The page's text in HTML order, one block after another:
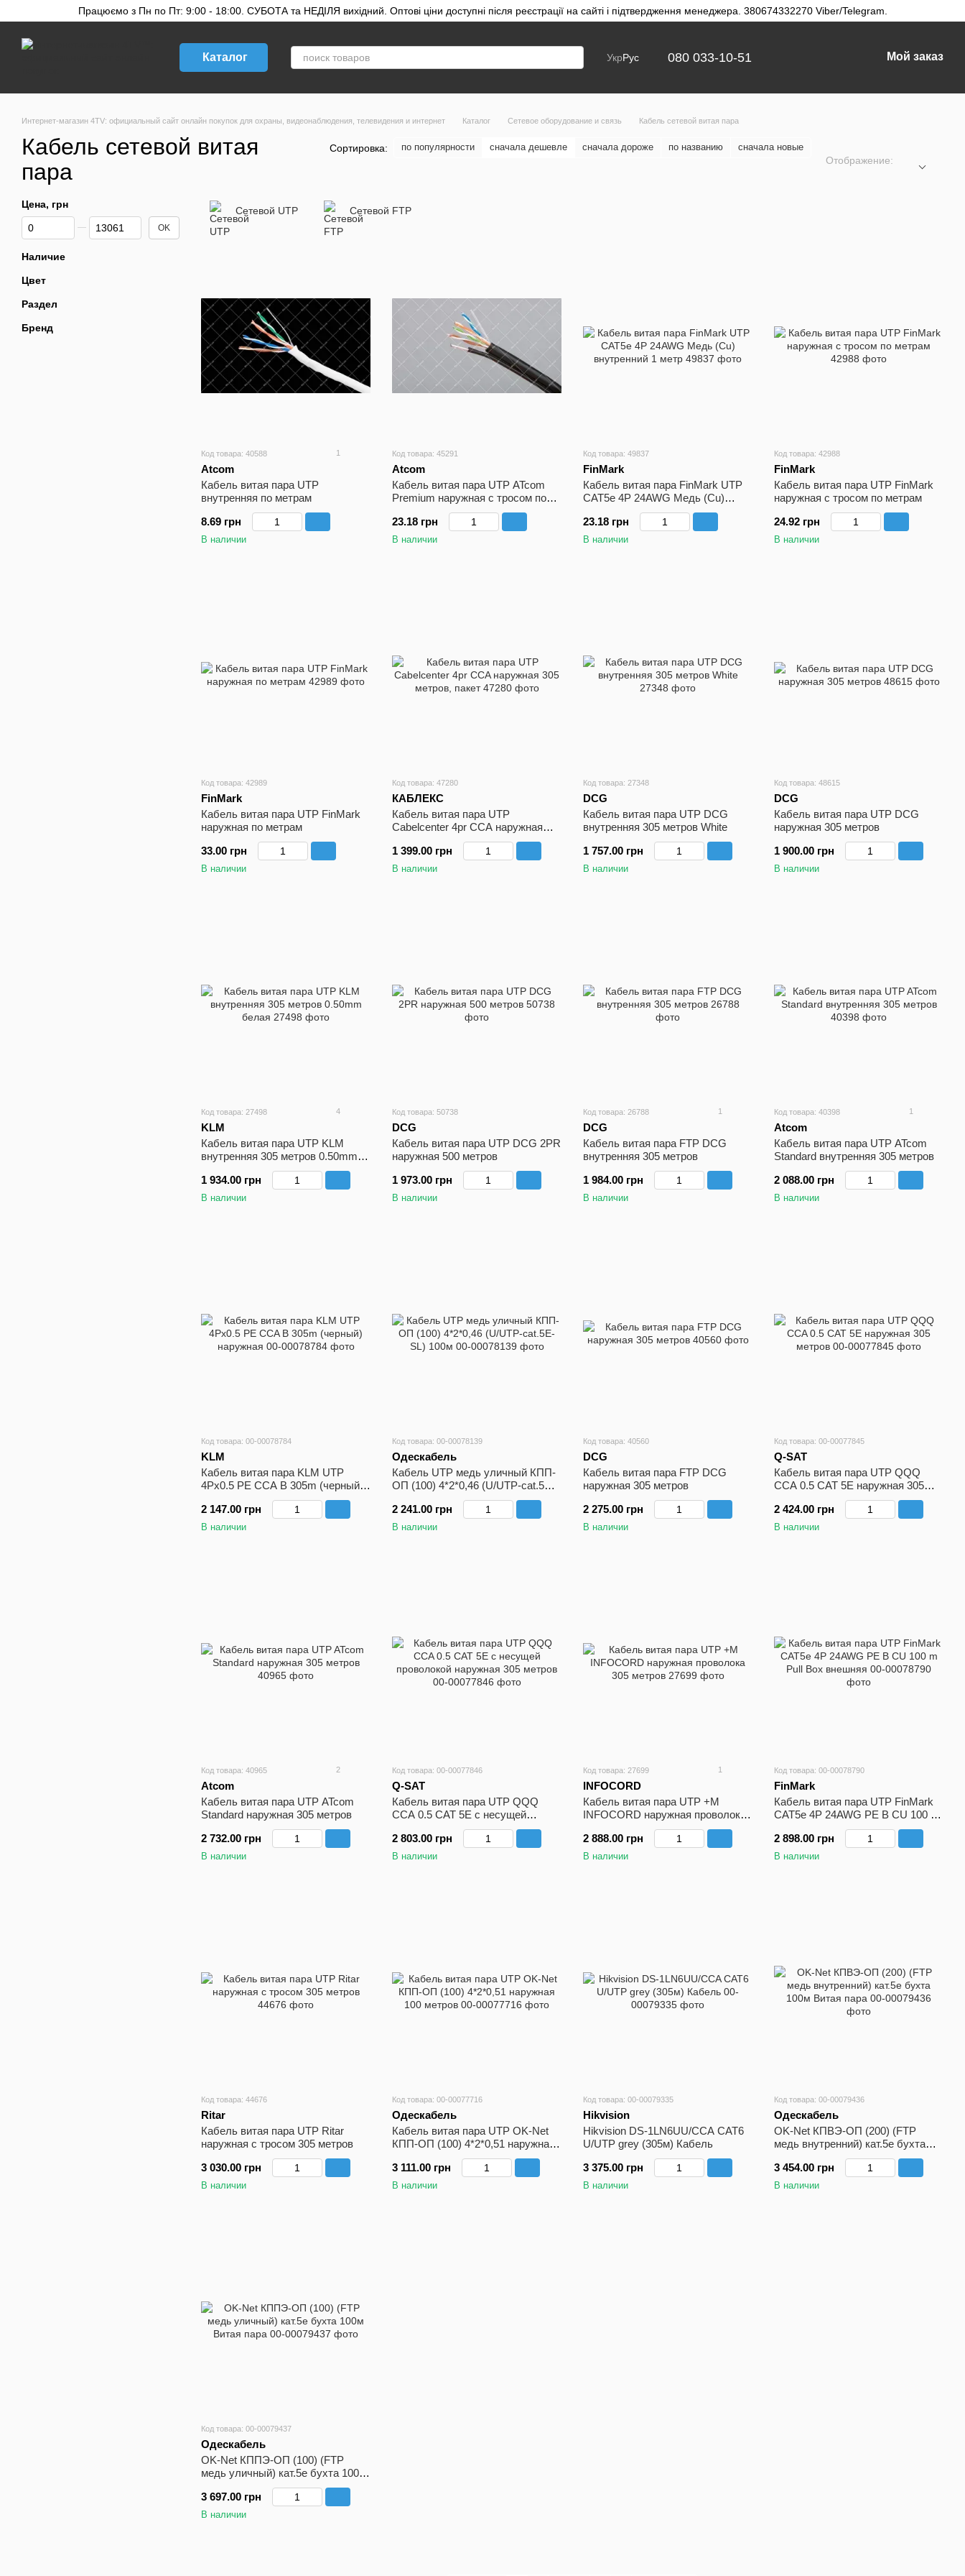
Перейти к основному контенту
Працюємо з Пн по Пт: 9:00 - 18:00. СУБОТА та НЕДІЛЯ вихідний. Оптові ціни доступні після реєстрації на сайті і підтвердження менеджера. 380674332270 Viber/Telegram.
Каталог УкрРус 080 033-10-51 Мой заказ
Интернет-магазин 4TV: официальный сайт онлайн покупок для охраны, видеонаблюдения, телевидения и интернет Каталог Сетевое оборудование и связь Кабель сетевой витая пара
Кабель сетевой витая
пара
Сортировка: по популярности сначала дешевле сначала дороже по названию сначала новые
Отображение:
Сетевой UTP Сетевой FTP
Код товара: 40588 1
Atcom
Кабель витая пара UTP
внутренняя по метрам
8.69 грн
В наличии
Код товара: 45291
Atcom
Кабель витая пара UTP ATcom
Premium наружная с тросом по
23.18 грн
В наличии
Код товара: 49837
FinMark
Кабель витая пара FinMark UTP
CAT5e 4P 24AWG Медь (Cu)
внутренний 1 метр
23.18 грн
В наличии
Код товара: 42988
FinMark
Кабель витая пара UTP FinMark
наружная с тросом по метрам
24.92 грн
В наличии
Код товара: 42989
FinMark
Кабель витая пара UTP FinMark
наружная по метрам
33.00 грн
В наличии
Код товара: 47280
КАБЛЕКС
Кабель витая пара UTP
Cabelcenter 4pr CCA наружная
305 метров, пакет
1 399.00 грн
В наличии
Код товара: 27348
DCG
Кабель витая пара UTP DCG
внутренняя 305 метров White
1 757.00 грн
В наличии
Код товара: 48615
DCG
Кабель витая пара UTP DCG
наружная 305 метров
1 900.00 грн
В наличии
Код товара: 27498 4
KLM
Кабель витая пара UTP KLM
внутренняя 305 метров 0.50mm
1 934.00 грн
В наличии
Код товара: 50738
DCG
Кабель витая пара UTP DCG 2PR
наружная 500 метров
1 973.00 грн
В наличии
Код товара: 26788 1
DCG
Кабель витая пара FTP DCG
внутренняя 305 метров
1 984.00 грн
В наличии
Код товара: 40398 1
Atcom
Кабель витая пара UTP ATcom
Standard внутренняя 305 метров
2 088.00 грн
В наличии
Код товара: 00-00078784
KLM
Кабель витая пара KLM UTP
4Pх0.5 PE CCA B 305m (черный)
2 147.00 грн
В наличии
Код товара: 00-00078139
Одескабель
Кабель UTP медь уличный КПП-
ОП (100) 4*2*0,46 (U/UTP-cat.5Е-
2 241.00 грн
В наличии
Код товара: 40560
DCG
Кабель витая пара FTP DCG
наружная 305 метров
2 275.00 грн
В наличии
Код товара: 00-00077845
Q-SAT
Кабель витая пара UTP QQQ
CCA 0.5 CAT 5E наружная 305
2 424.00 грн
В наличии
Код товара: 40965 2
Atcom
Кабель витая пара UTP ATcom
Standard наружная 305 метров
2 732.00 грн
В наличии
Код товара: 00-00077846
Q-SAT
Кабель витая пара UTP QQQ
CCA 0.5 CAT 5E с несущей
проволокой наружная 305 метров
2 803.00 грн
В наличии
Код товара: 27699 1
INFOCORD
Кабель витая пара UTP +M
INFOCORD наружная проволока
2 888.00 грн
В наличии
Код товара: 00-00078790
FinMark
Кабель витая пара UTP FinMark
CAT5e 4P 24AWG PE B CU 100 m
Pull Box внешняя
2 898.00 грн
В наличии
Код товара: 44676
Ritar
Кабель витая пара UTP Ritar
наружная с тросом 305 метров
3 030.00 грн
В наличии
Код товара: 00-00077716
Одескабель
Кабель витая пара UTP OK-Net
КПП-ОП (100) 4*2*0,51 наружная
3 111.00 грн
В наличии
Код товара: 00-00079335
Hikvision
Hikvision DS-1LN6UU/CCA CAT6
U/UTP grey (305м) Кабель
3 375.00 грн
В наличии
Код товара: 00-00079436
Одескабель
OK-Net КПВЭ-ОП (200) (FTP
медь внутренний) кат.5е бухта
100м Витая пара
3 454.00 грн
В наличии
Код товара: 00-00079437
Одескабель
OK-Net КППЭ-ОП (100) (FTP
медь уличный) кат.5е бухта 100м
3 697.00 грн
В наличии
Цена, грн
От Цена, грн
До Цена, грн OK
Наличие
Цвет
Раздел
Бренд